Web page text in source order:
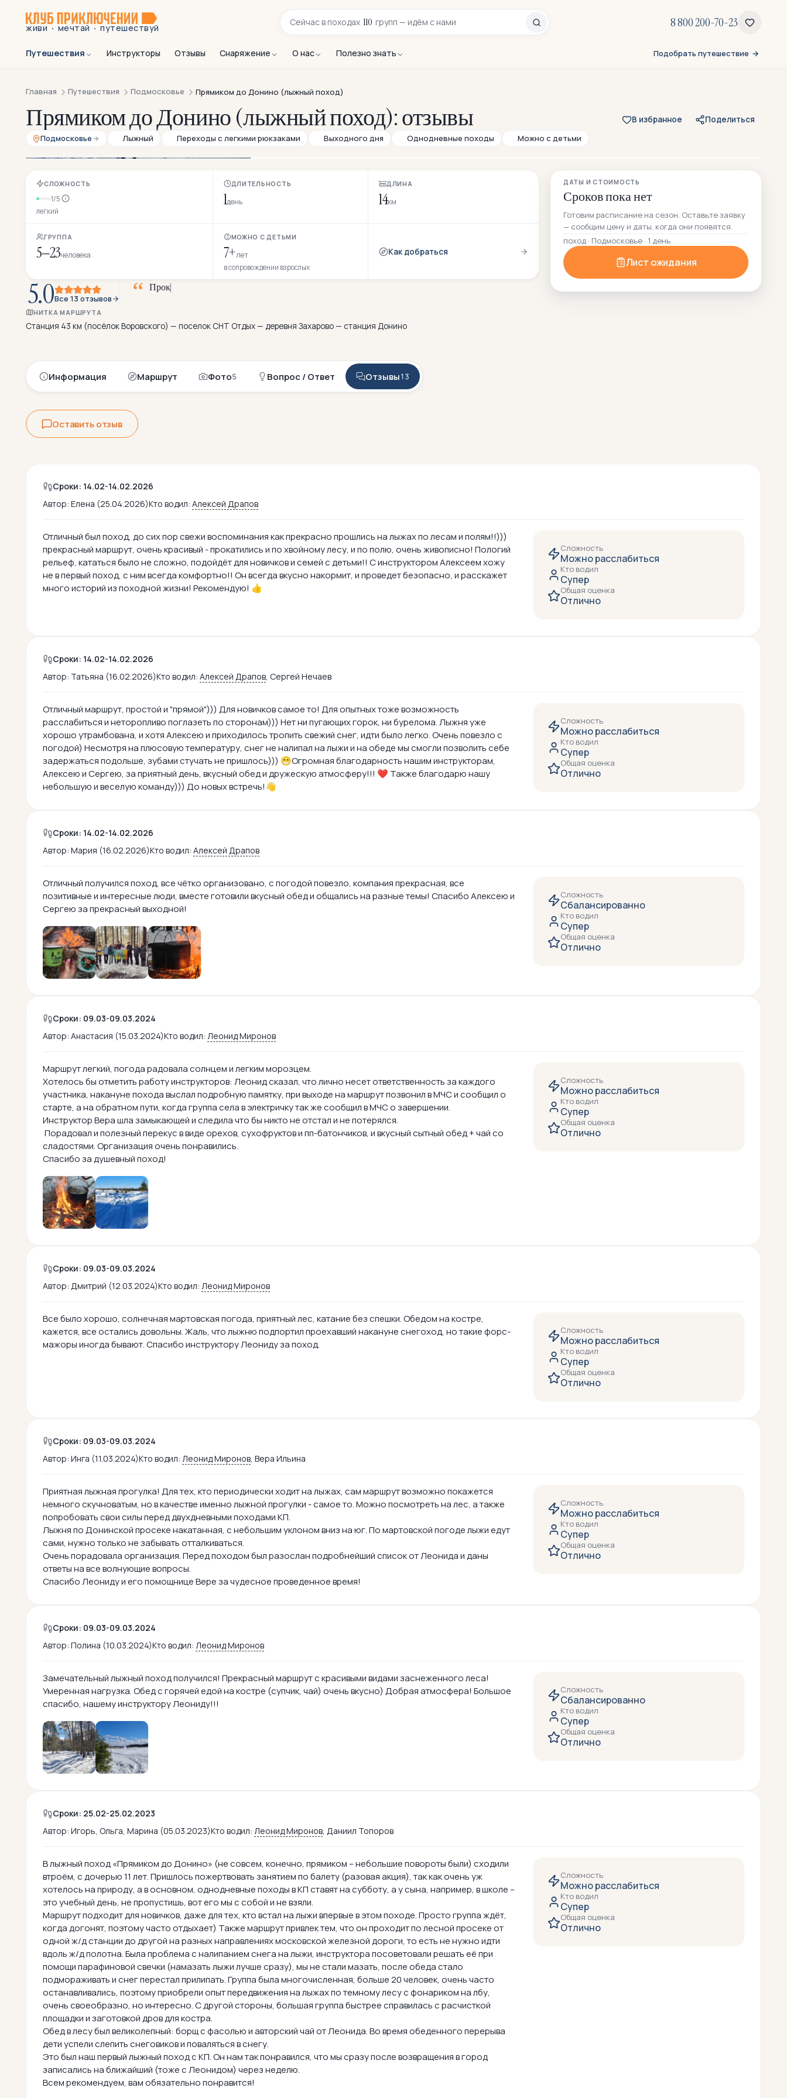
живи · мечтай · путешествуй
Сейчас в походах 110 групп — идём с нами 8 800 200-70-23
Путешествия Инструкторы Отзывы Снаряжение О нас Полезно знать Подобрать путешествие
Главная Путешествия Подмосковье Прямиком до Донино (лыжный поход)
Прямиком до Донино (лыжный поход): отзывы В избранное
Поделиться
Подмосковье
Лыжный Переходы с легкими рюкзаками Выходного дня Однодневные походы Можно с детьми
СЛОЖНОСТЬ
1/5
легкий
ДЛИТЕЛЬНОСТЬ
1день
ДЛИНА
14км
ГРУППА
5–23человека
МОЖНО С ДЕТЬМИ
7+лет
в сопровождении взрослых
Как добраться
5.0Все 13 отзывов
Прока
НИТКА МАРШРУТА
Станция 43 км (посёлок Воровского) — поселок СНТ Отдых — деревня Захарово — станция Донино
ДАТЫ И СТОИМОСТЬ
Сроков пока нет
Готовим расписание на сезон. Оставьте заявку
— сообщим цену и даты, когда они появятся.
поход · Подмосковье · 1 день
Лист ожидания
Информация Маршрут Фото5 Вопрос / Ответ Отзывы13
Оставить отзыв
Сроки: 14.02-14.02.2026
Автор: Елена (25.04.2026)Кто водил: Алексей Драпов
Отличный был поход, до сих пор свежи воспоминания как прекрасно прошлись на лыжах по лесам и полям!!)))
прекрасный маршрут, очень красивый - прокатились и по хвойному лесу, и по полю, очень живописно! Пологий
рельеф, кататься было не сложно, подойдёт для новичков и семей с детьми!! С инструктором Алексеем хожу
не в первый поход, с ним всегда комфортно!! Он всегда вкусно накормит, и проведет безопасно, и расскажет
много историй из походной жизни! Рекомендую! 👍
Сложность
Можно расслабиться
Кто водил
Супер
Общая оценка
Отлично
Сроки: 14.02-14.02.2026
Автор: Татьяна (16.02.2026)Кто водил: Алексей Драпов, Сергей Нечаев
Отличный маршрут, простой и "прямой"))) Для новичков самое то! Для опытных тоже возможность
расслабиться и неторопливо поглазеть по сторонам))) Нет ни пугающих горок, ни бурелома. Лыжня уже
хорошо утрамбована, и хотя Алексею и приходилось тропить свежий снег, идти было легко. Очень повезло с
погодой) Несмотря на плюсовую температуру, снег не налипал на лыжи и на обеде мы смогли позволить себе
задержаться подольше, зубами стучать не пришлось))) 😁Огромная благодарность нашим инструкторам,
Алексею и Сергею, за приятный день, вкусный обед и дружескую атмосферу!!! ❤️ Также благодарю нашу
небольшую и веселую команду))) До новых встречь!👋
Сложность
Можно расслабиться
Кто водил
Супер
Общая оценка
Отлично
Сроки: 14.02-14.02.2026
Автор: Мария (16.02.2026)Кто водил: Алексей Драпов
Отличный получился поход, все чётко организовано, с погодой повезло, компания прекрасная, все
позитивные и интересные люди, вместе готовили вкусный обед и общались на разные темы! Спасибо Алексею и
Сергею за прекрасный выходной!
Сложность
Сбалансированно
Кто водил
Супер
Общая оценка
Отлично
Сроки: 09.03-09.03.2024
Автор: Анастасия (15.03.2024)Кто водил: Леонид Миронов
Маршрут легкий, погода радовала солнцем и легким морозцем.
Хотелось бы отметить работу инструкторов: Леонид сказал, что лично несет ответственность за каждого
участника, накануне похода выслал подробную памятку, при выходе на маршрут позвонил в МЧС и сообщил о
старте, а на обратном пути, когда группа села в электричку так же сообщил в МЧС о завершении.
Инструктор Вера шла замыкающей и следила что бы никто не отстал и не потерялся.
Порадовал и полезный перекус в виде орехов, сухофруктов и пп-батончиков, и вкусный сытный обед + чай со
сладостями. Организация очень понравились.
Спасибо за душевный поход!
Сложность
Можно расслабиться
Кто водил
Супер
Общая оценка
Отлично
Сроки: 09.03-09.03.2024
Автор: Дмитрий (12.03.2024)Кто водил: Леонид Миронов
Все было хорошо, солнечная мартовская погода, приятный лес, катание без спешки. Обедом на костре,
кажется, все остались довольны. Жаль, что лыжню подпортил проехавший накануне снегоход, но такие форс-
мажоры иногда бывают. Спасибо инструктору Леониду за поход.
Сложность
Можно расслабиться
Кто водил
Супер
Общая оценка
Отлично
Сроки: 09.03-09.03.2024
Автор: Инга (11.03.2024)Кто водил: Леонид Миронов, Вера Ильина
Приятная лыжная прогулка! Для тех, кто периодически ходит на лыжах, сам маршрут возможно покажется
немного скучноватым, но в качестве именно лыжной прогулки - самое то. Можно посмотреть на лес, а также
попробовать свои силы перед двухдневными походами КП.
Лыжня по Донинской просеке накатанная, с небольшим уклоном вниз на юг. По мартовской погоде лыжи едут
сами, нужно только не забывать отталкиваться.
Очень порадовала организация. Перед походом был разослан подробнейший список от Леонида и даны
ответы на все волнующие вопросы.
Спасибо Леониду и его помощнице Вере за чудесное проведенное время!
Сложность
Можно расслабиться
Кто водил
Супер
Общая оценка
Отлично
Сроки: 09.03-09.03.2024
Автор: Полина (10.03.2024)Кто водил: Леонид Миронов
Замечательный лыжный поход получился! Прекрасный маршрут с красивыми видами заснеженного леса!
Умеренная нагрузка. Обед с горячей едой на костре (супчик, чай) очень вкусно) Добрая атмосфера! Большое
спасибо, нашему инструктору Леониду!!!
Сложность
Сбалансированно
Кто водил
Супер
Общая оценка
Отлично
Сроки: 25.02-25.02.2023
Автор: Игорь, Ольга, Марина (05.03.2023)Кто водил: Леонид Миронов, Даниил Топоров
В лыжный поход «Прямиком до Донино» (не совсем, конечно, прямиком – небольшие повороты были) сходили
втроём, с дочерью 11 лет. Пришлось пожертвовать занятием по балету (разовая акция), так как очень уж
хотелось на природу, а в основном, однодневные походы в КП ставят на субботу, а у сына, например, в школе –
это учебный день, не пропустишь, вот его мы с собой и не взяли.
Маршрут подходит для новичков, даже для тех, кто встал на лыжи впервые в этом походе. Просто группа ждёт,
когда догонят, поэтому часто отдыхает) Также маршрут привлек тем, что он проходит по лесной просеке от
одной ж/д станции до другой на разных направлениях московской железной дороги, то есть не нужно идти
вдоль ж/д полотна. Была проблема с налипанием снега на лыжи, инструктора посоветовали решать её при
помощи парафиновой свечки (намазать лыжи лучше сразу), мы не стали мазать, после обеда стало
подмораживать и снег перестал прилипать. Группа была многочисленная, больше 20 человек, очень часто
останавливались, поэтому приобрели опыт передвижения на лыжах по темному лесу с фонариком на лбу,
очень своеобразно, но интересно. С другой стороны, большая группа быстрее справилась с расчисткой
площадки и заготовкой дров для костра.
Обед в лесу был великолепный: борщ с фасолью и авторский чай от Леонида. Во время обеденного перерыва
дети успели слепить снеговиков и поваляться в снегу.
Это был наш первый лыжный поход с КП. Он нам так понравился, что мы сразу после возвращения в город
записались на ближайший (тоже с Леонидом) через неделю.
Всем рекомендуем, вам обязательно понравится!
Сложность
Можно расслабиться
Кто водил
Супер
Общая оценка
Отлично